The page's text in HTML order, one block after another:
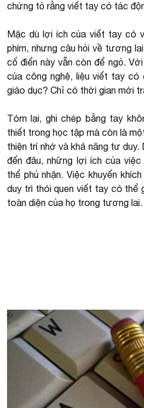
chứng tỏ rằng viết tay có tác
Mặc dù lợi ích của viết tay có
phím, nhưng câu hỏi về tương
cổ điển này vẫn còn để ngỏ.
của công nghệ, liệu viết tay
giáo dục? Chỉ có thời gian mới
Tóm lại, ghi chép bằng tay
thiết trong học tập mà còn là
thiện trí nhớ và khả năng tư
đến đâu, những lợi ích của
thể phủ nhận. Việc khuyến
duy trì thói quen viết tay có thể
toàn diện của họ trong tương lai.